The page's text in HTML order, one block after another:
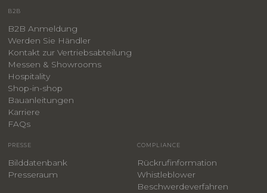
B2B
B2B Anmeldung
Werden Sie Händler
Kontakt zur Vertriebsabteilung
Messen & Showrooms
Hospitality
Shop-in-shop
Bauanleitungen
​Karriere
FAQs
PRESSE
Bilddatenbank
Presseraum
COMPLIANCE
Rückrufinformation
Whistleblower
​Beschwerdeverfahren